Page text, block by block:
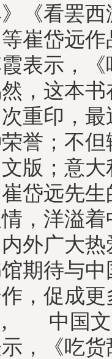
《看罢
等崔岱远
表示，
，这本
重印，
誉；不
版；意
岱远先
，洋溢
外广大
期待与
，促成
, 中国文
，《吃